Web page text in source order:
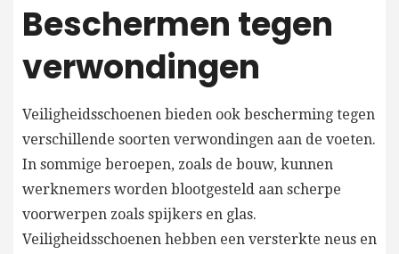
Beschermen tegen
verwondingen
Veiligheidsschoenen bieden ook bescherming tegen
verschillende soorten verwondingen aan de voeten.
In sommige beroepen, zoals de bouw, kunnen
werknemers worden blootgesteld aan scherpe
voorwerpen zoals spijkers en glas.
Veiligheidsschoenen hebben een versterkte neus en